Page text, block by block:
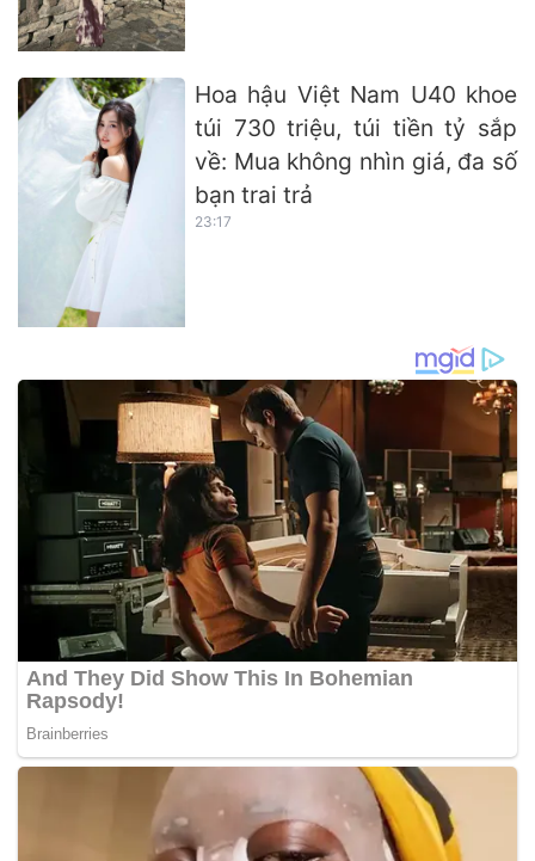
Hoa hậu Việt Nam U40 khoe
túi 730 triệu, túi tiền tỷ sắp
về: Mua không nhìn giá, đa số
bạn trai trả
23:17